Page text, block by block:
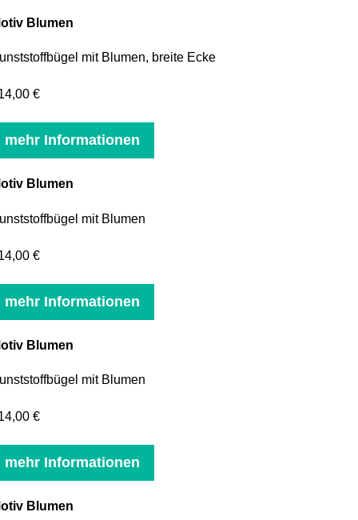
Blumen
mit Blumen, breite Ecke
€
mehr Informationen
Blumen
mit Blumen
€
mehr Informationen
Blumen
mit Blumen
€
mehr Informationen
Blumen